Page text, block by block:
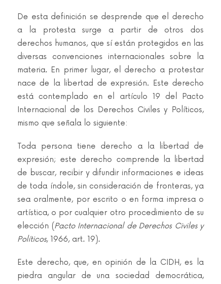
De esta definición se desprende que el derecho
a la protesta surge a partir de otros dos
derechos humanos, que sí están protegidos en las
diversas convenciones internacionales sobre la
materia. En primer lugar, el derecho a protestar
nace de la libertad de expresión. Este derecho
está contemplado en el artículo 19 del Pacto
Internacional de los Derechos Civiles y Políticos,
mismo que señala lo siguiente:
Toda persona tiene derecho a la libertad de
expresión; este derecho comprende la libertad
de buscar, recibir y difundir informaciones e ideas
de toda índole, sin consideración de fronteras, ya
sea oralmente, por escrito o en forma impresa o
artística, o por cualquier otro procedimiento de su
elección (Pacto Internacional de Derechos Civiles y
Políticos, 1966, art. 19).
Este derecho, que, en opinión de la CIDH, es la
piedra angular de una sociedad democrática,